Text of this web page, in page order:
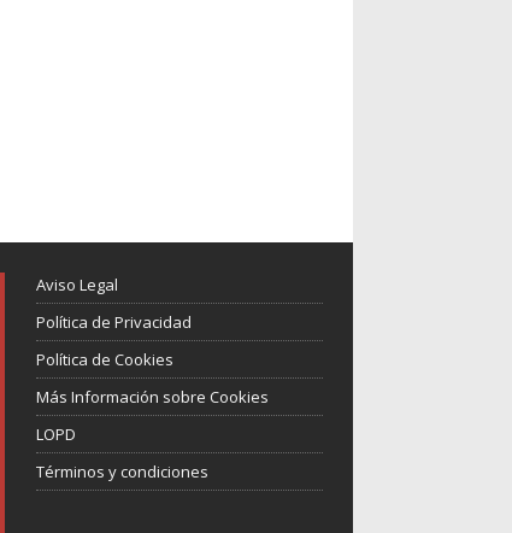
Aviso Legal
Política de Privacidad
Política de Cookies
Más Información sobre Cookies
LOPD
Términos y condiciones